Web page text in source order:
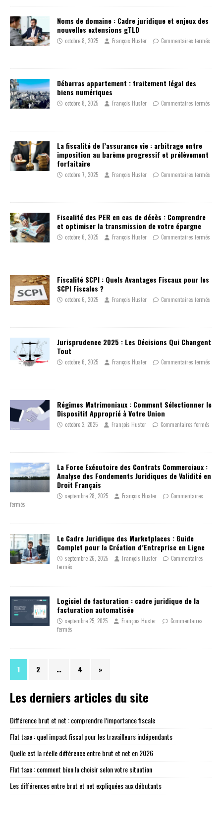
Noms de domaine : Cadre juridique et enjeux des
nouvelles extensions gTLD
octobre 8, 2025 François Huster Commentaires fermés
Débarras appartement : traitement légal des
biens numériques
octobre 8, 2025 François Huster Commentaires fermés
La fiscalité de l’assurance vie : arbitrage entre
imposition au barème progressif et prélèvement
forfaitaire
octobre 7, 2025 François Huster Commentaires fermés
Fiscalité des PER en cas de décès : Comprendre
et optimiser la transmission de votre épargne
octobre 6, 2025 François Huster Commentaires fermés
Fiscalité SCPI : Quels Avantages Fiscaux pour les
SCPI Fiscales ?
octobre 6, 2025 François Huster Commentaires fermés
Jurisprudence 2025 : Les Décisions Qui Changent
Tout
octobre 6, 2025 François Huster Commentaires fermés
Régimes Matrimoniaux : Comment Sélectionner le
Dispositif Approprié à Votre Union
octobre 2, 2025 François Huster Commentaires fermés
La Force Exécutoire des Contrats Commerciaux :
Analyse des Fondements Juridiques de Validité en
Droit Français
septembre 28, 2025 François Huster
Commentaires
fermés
Le Cadre Juridique des Marketplaces : Guide
Complet pour la Création d’Entreprise en Ligne
septembre 26, 2025 François Huster
Commentaires
fermés
Logiciel de facturation : cadre juridique de la
facturation automatisée
septembre 25, 2025 François Huster
Commentaires
fermés
1 2 … 4 »
Les derniers articles du site
Différence brut et net : comprendre l’importance fiscale
Flat taxe : quel impact fiscal pour les travailleurs indépendants
Quelle est la réelle différence entre brut et net en 2026
Flat taxe : comment bien la choisir selon votre situation
Les différences entre brut et net expliquées aux débutants